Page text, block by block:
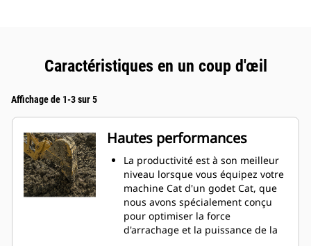
Caractéristiques en un coup d'œil
Affichage de 1-3 sur 5
Hautes performances
La productivité est à son meilleur
niveau lorsque vous équipez votre
machine Cat d'un godet Cat, que
nous avons spécialement conçu
pour optimiser la force
d'arrachage et la puissance de la